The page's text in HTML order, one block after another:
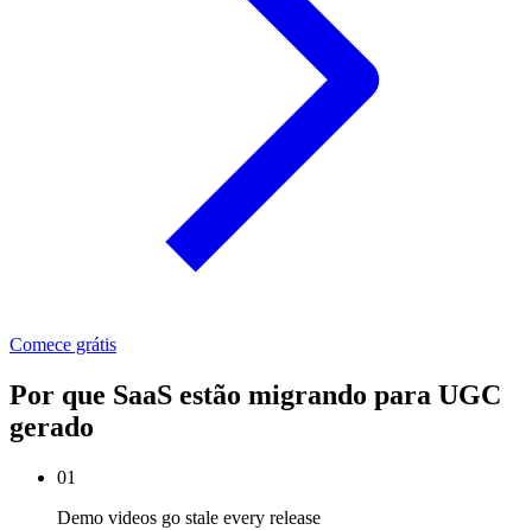
Comece grátis
Por que SaaS estão migrando para UGC
gerado
01
Demo videos go stale every release